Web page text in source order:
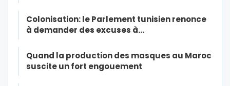
Colonisation: le Parlement tunisien renonce
à demander des excuses à…
Quand la production des masques au Maroc
suscite un fort engouement